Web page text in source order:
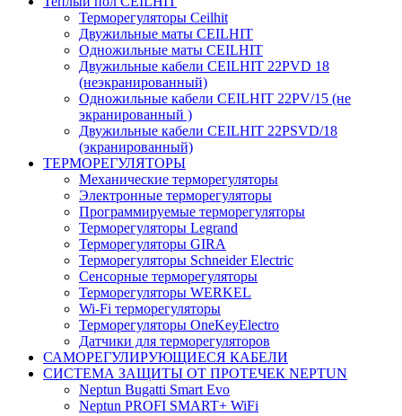
Терморегуляторы Ceilhit
Двужильные маты CEILHIT
Одножильные маты CEILHIT
Двужильные кабели CEILHIT 22PVD 18
(неэкранированный)
Одножильные кабели CEILHIT 22PV/15 (не
экранированный )
Двужильные кабели CEILHIT 22PSVD/18
(экранированный)
ТЕРМОРЕГУЛЯТОРЫ
Механические терморегуляторы
Электронные терморегуляторы
Программируемые терморегуляторы
Терморегуляторы Legrand
Терморегуляторы GIRA
Терморегуляторы Schneider Electric
Сенсорные терморегуляторы
Терморегуляторы WERKEL
Wi-Fi терморегуляторы
Терморегуляторы OneKeyElectro
Датчики для терморегуляторов
САМОРЕГУЛИРУЮЩИЕСЯ КАБЕЛИ
СИСТЕМА ЗАЩИТЫ ОТ ПРОТЕЧЕК NEPTUN
Neptun Bugatti Smart Evo
Neptun PROFI SMART+ WiFi